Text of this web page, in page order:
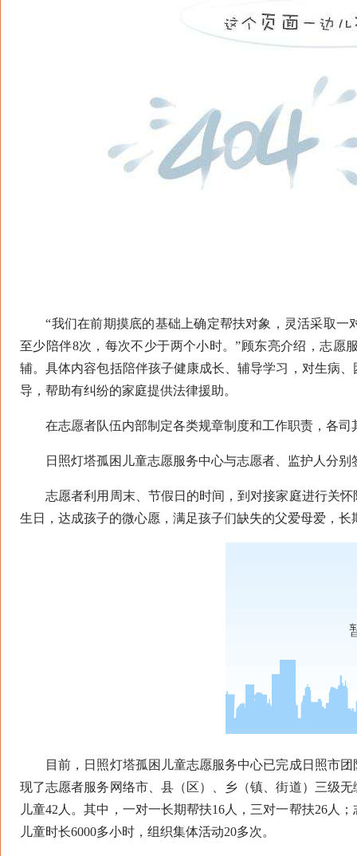
“我们在前期摸底的基础上确定帮扶对象，灵活采取一
至少陪伴8次，每次不少于两个小时。”顾东亮介绍，志愿
辅。具体内容包括陪伴孩子健康成长、辅导学习，对生病
导，帮助有纠纷的家庭提供法律援助。
在志愿者队伍内部制定各类规章制度和工作职责，各司
日照灯塔孤困儿童志愿服务中心与志愿者、监护人分别
志愿者利用周末、节假日的时间，到对接家庭进行关怀
生日，达成孩子的微心愿，满足孩子们缺失的父爱母爱，
目前，日照灯塔孤困儿童志愿服务中心已完成日照市团
现了志愿者服务网络市、县（区）、乡（镇、街道）三级
儿童42人。其中，一对一长期帮扶16人，三对一帮扶26人
儿童时长6000多小时，组织集体活动20多次。